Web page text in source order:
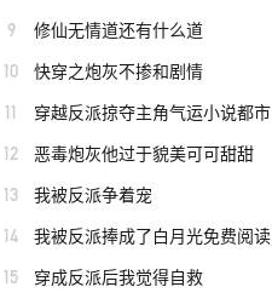
9 修仙无情道还有什么道
10 快穿之炮灰不掺和剧情
11 穿越反派掠夺主角气运小说都市
12 恶毒炮灰他过于貌美可可甜甜
13 我被反派争着宠
14 我被反派捧成了白月光免费阅读
15 穿成反派后我觉得自救